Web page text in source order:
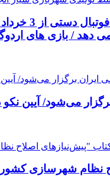
می دهد / بازی های
می‌شود/ آیین
نظام